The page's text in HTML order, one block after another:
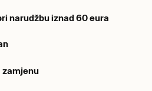
narudžbu iznad 60 eura
zamjenu